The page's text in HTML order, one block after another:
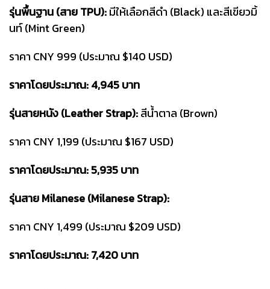
รุ่นพื้นฐาน (สาย TPU):มีให้เลือกสีดำ (Black) และสีเขียวมิ้
นท์ (Mint Green)
ราคา CNY 999 (ประมาณ $140 USD)
ราคาโดยประมาณ: 4,945 บาท
รุ่นสายหนัง (Leather Strap):สีน้ำตาล (Brown)
ราคา CNY 1,199 (ประมาณ $167 USD)
ราคาโดยประมาณ: 5,935 บาท
รุ่นสาย Milanese (Milanese Strap):
ราคา CNY 1,499 (ประมาณ $209 USD)
ราคาโดยประมาณ: 7,420 บาท